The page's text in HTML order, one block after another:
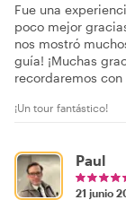
Fue una
poco mejor
nos mostró
guía! ¡Muchas
recordaremos con
¡Un tour fantástico!
Paul
21 junio